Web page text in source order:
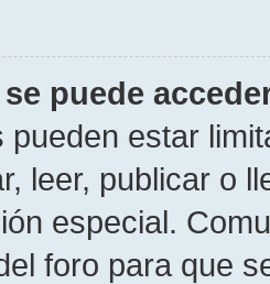
puede
pueden estar
leer, publicar o
especial.
foro para que